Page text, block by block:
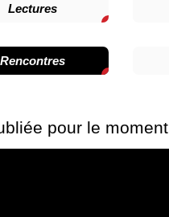
Lectures
Rencontres
pour le moment